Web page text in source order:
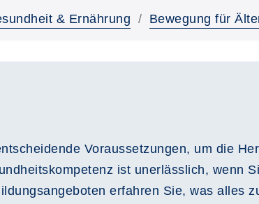
& Ernährung Bewegung für
Voraussetzungen, um die
ist unerlässlich, wenn
erfahren Sie, was alles